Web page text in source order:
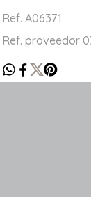
Ref. A06371
Ref. proveedor